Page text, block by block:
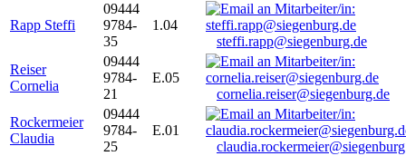
Rapp Steffi
09444
9784-
35
1.04
steffi.rapp@siegenburg.de
Reiser
Cornelia
09444
9784-
21
E.05
cornelia.reiser@siegenburg.de
Rockermeier
Claudia
09444
9784-
25
E.01